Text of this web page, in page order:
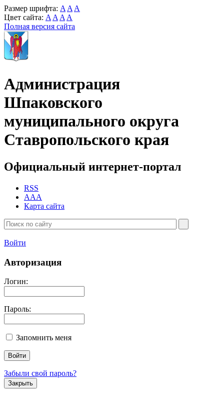
Размер шрифта: A A A
Цвет сайта: A A A A
Полная версия сайта
Администрация
Шпаковского
муниципального округа
Ставропольского края
Официальный интернет-портал
RSS
AAA
Карта сайта
Войти
Авторизация
Логин:
Пароль:
Запомнить меня
Забыли свой пароль?
Закрыть